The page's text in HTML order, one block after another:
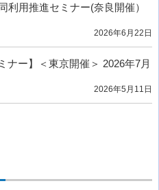
利用推進セミナー(奈良開催）
2026年6月22日
ナー】＜東京開催＞ 2026年7月
2026年5月11日